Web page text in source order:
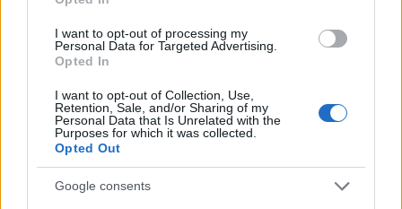
I want to opt-out of processing my
Personal Data for Targeted Advertising.
Opted In
I want to opt-out of Collection, Use,
Retention, Sale, and/or Sharing of my
Personal Data that Is Unrelated with the
Purposes for which it was collected.
Opted Out
Google consents
12:45: Langrenn: Sprint fristil finaler, kvinner og
15:00: Kombinert langrenn: Fellesstart 5 km,
18:00: Kombinert hopp: normal bakke, kvinner
19:30: Hopp: Individuell normal bakke
kvalifisering, kvinner
Startlister, detaljer og resultater